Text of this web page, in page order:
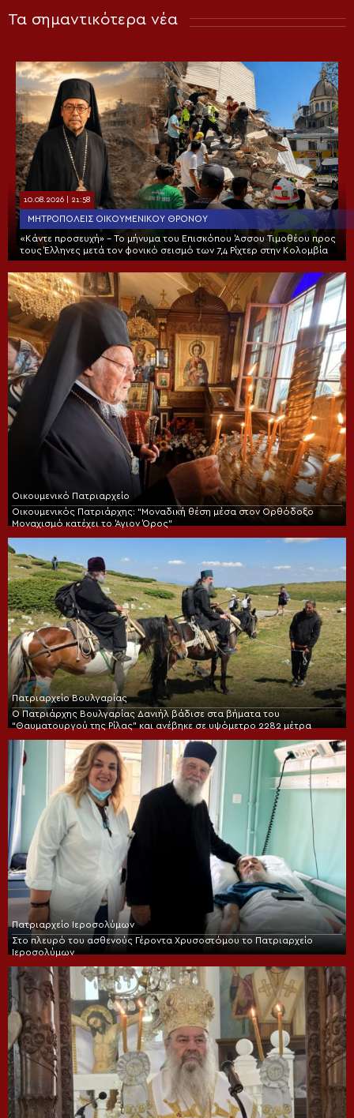
Τα σημαντικότερα νέα
10.08.2026 | 21:58
ΜΗΤΡΟΠΌΛΕΙΣ ΟΙΚΟΥΜΕΝΙΚΟΎ ΘΡΌΝΟΥ
«Κάντε προσευχή» – Το μήνυμα του Επισκόπου Άσσου Τιμοθέου προς
τους Έλληνες μετά τον φονικό σεισμό των 7,4 Ρίχτερ στην Κολομβία
Οικουμενικό Πατριαρχείο
Οικουμενικός Πατριάρχης: “Μοναδική θέση μέσα στον Ορθόδοξο
Μοναχισμό κατέχει το Άγιον Όρος”
Πατριαρχείο Βουλγαρίας
Ο Πατριάρχης Βουλγαρίας Δανιήλ βάδισε στα βήματα του
“Θαυματουργού της Ρίλας” και ανέβηκε σε υψόμετρο 2282 μέτρα
Πατριαρχείο Ιεροσολύμων
Στο πλευρό του ασθενούς Γέροντα Χρυσοστόμου το Πατριαρχείο
Ιεροσολύμων